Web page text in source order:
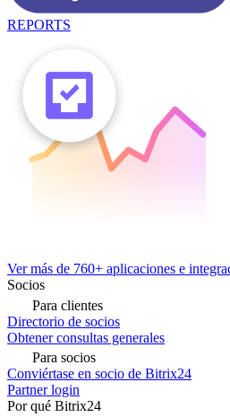
REPORTS
Ver más de 760+ aplicaciones e
Socios
Para clientes
Directorio de socios
Obtener consultas generales
Para socios
Conviértase en socio de Bitrix24
Partner login
Por qué Bitrix24